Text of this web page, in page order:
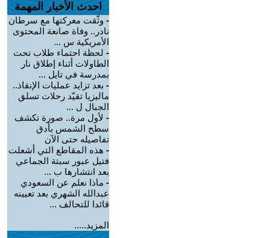
احدث الأخبار المهمة
- وثّقت معركتها مع سرطان
نادر.. وفاة صانعة المحتوى
الأمريكية س ...
- لحظة احتماء طلاب تحت
الطاولات أثناء إطلاق نار
بمدرسة في تايل ...
- بعد تزايد عمليات الإنقاذ..
ماليزيا تقيّد رحلات تسلق
الجبال ل ...
- لأول مرة.. صورة تكشف
سطح الشمس بأدق
تفاصيله حتى الآن
- هذه المقاطع التي أشعلت
فتيل عبور سبتة الجماعي
بعد انتشارها ب ...
- ماذا نعلم عن السعودي
عبدالله الشهري بعد تعيينه
قائدا للتحالف ...
المزيد.....